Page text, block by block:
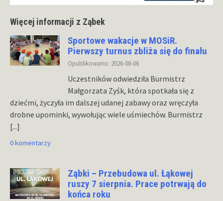
Więcej informacji z Ząbek
Sportowe wakacje w MOSiR.
Pierwszy turnus zbliża się do finału
Opublikowano: 2026-08-06
Uczestników odwiedziła Burmistrz
Małgorzata Zyśk, która spotkała się z
dziećmi, życzyła im dalszej udanej zabawy oraz wręczyła
drobne upominki, wywołując wiele uśmiechów. Burmistrz
[...]
0 komentarzy
Ząbki – Przebudowa ul. Łąkowej
ruszy 7 sierpnia. Prace potrwają do
końca roku